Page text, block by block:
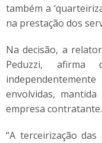
também a
na prestação dos
Na decisão, a
Peduzzi,
envolvidas,
empresa contratante.
“A terceirização